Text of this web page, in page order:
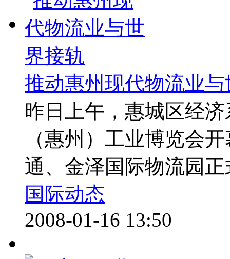
推动惠州现代物流业
昨日上午，惠城区经
（惠州）工业博览会
通、金泽国际物流园
国际动态
2008-01-16 13:50